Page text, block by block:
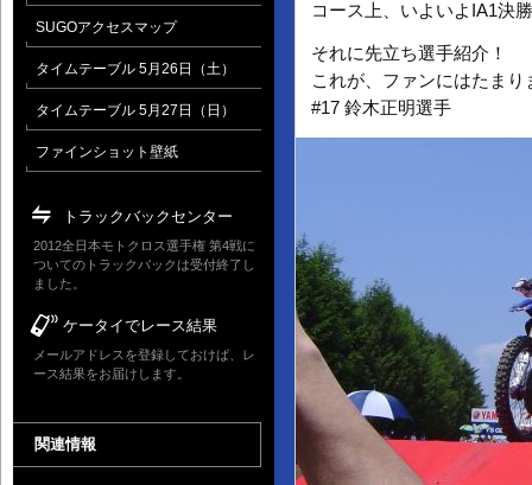
コース上、いよいよIA1決
それに先立ち選手紹介！
これが、ファンにはたまり
#17 鈴木正明選手
SUGOアクセスマップ
タイムテーブル 5月26日（土）
タイムテーブル 5月27日（日）
ファインショット壁紙
トラックバックセンター
2012全日本モトクロス選手権 第4戦に
ついてのトラックバックは受付終了し
ました。
ケータイでレース結果
メールアドレスを登録しておけば、レ
ース結果をお届けします。
関連情報